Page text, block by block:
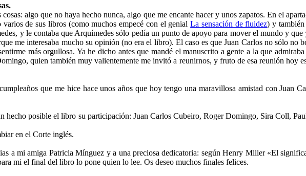
algo que no haya hecho nunca, algo que me encante hacer y unos zapatos. En el
varios de sus libros (como muchos empecé con el genialLa sensación de fluidez) y
y le contaba que Arquímedes sólo pedía un punto de apoyo para mover el mundo y
me interesaba mucho su opinión (no era el libro). El caso es que Juan Carlos no sólo no
más orgullosa. Ya he dicho antes que mandé el manuscrito a gente a la que
quien también muy valientemente me invitó a reunirnos, y fruto de esa reunión hoy
que me hice hace unos años que hoy tengo una maravillosa amistad con Juan
hecho posible el libro su participación: Juan Carlos Cubeiro, Roger Domingo, Sira Coll,
en el Corte inglés.
a mi amiga Patricia Mínguez y a una preciosa dedicatoria: según Henry Miller «El
mi el final del libro lo pone quien lo lee. Os deseo muchos finales felices.